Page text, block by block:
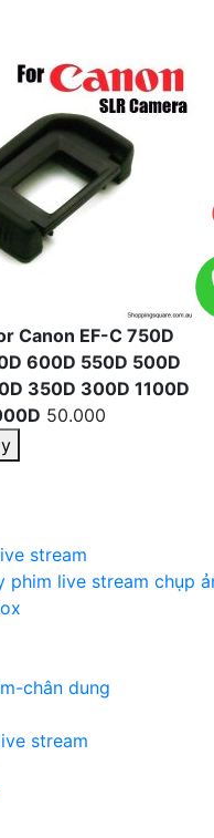
Canon EF-C 750D
600D 550D 500D
350D 300D 1100D
50.000
stream
phim live stream chụp
chân dung
stream